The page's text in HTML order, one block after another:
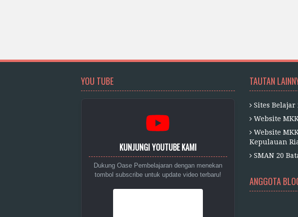
YOU TUBE
KUNJUNGI YOUTUBE KAMI
Dukung Oase Pembelajaran dengan menekan
tombol subscribe untuk update video terbaru!
TAUTAN
Sites Belajar
Website
Website
Kepulauan
SMAN 20
ANGGOTA